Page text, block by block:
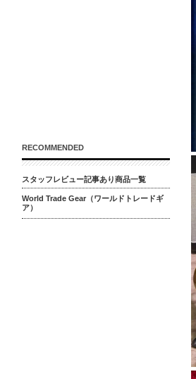
RECOMMENDED
スタッフレビュー記事あり商品一覧
World Trade Gear（ワールドトレードギ
ア）